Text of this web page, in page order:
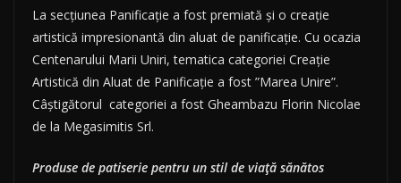
La secțiunea Panificație a fost premiată și o creație
artistică impresionantă din aluat de panificație. Cu ocazia
Centenarului Marii Uniri, tematica categoriei Creaţie
Artistică din Aluat de Panificaţie a fost ”Marea Unire”.
Câștigătorul categoriei a fost Gheambazu Florin Nicolae
de la Megasimitis Srl.
Produse de patiserie pentru un stil de viață sănătos